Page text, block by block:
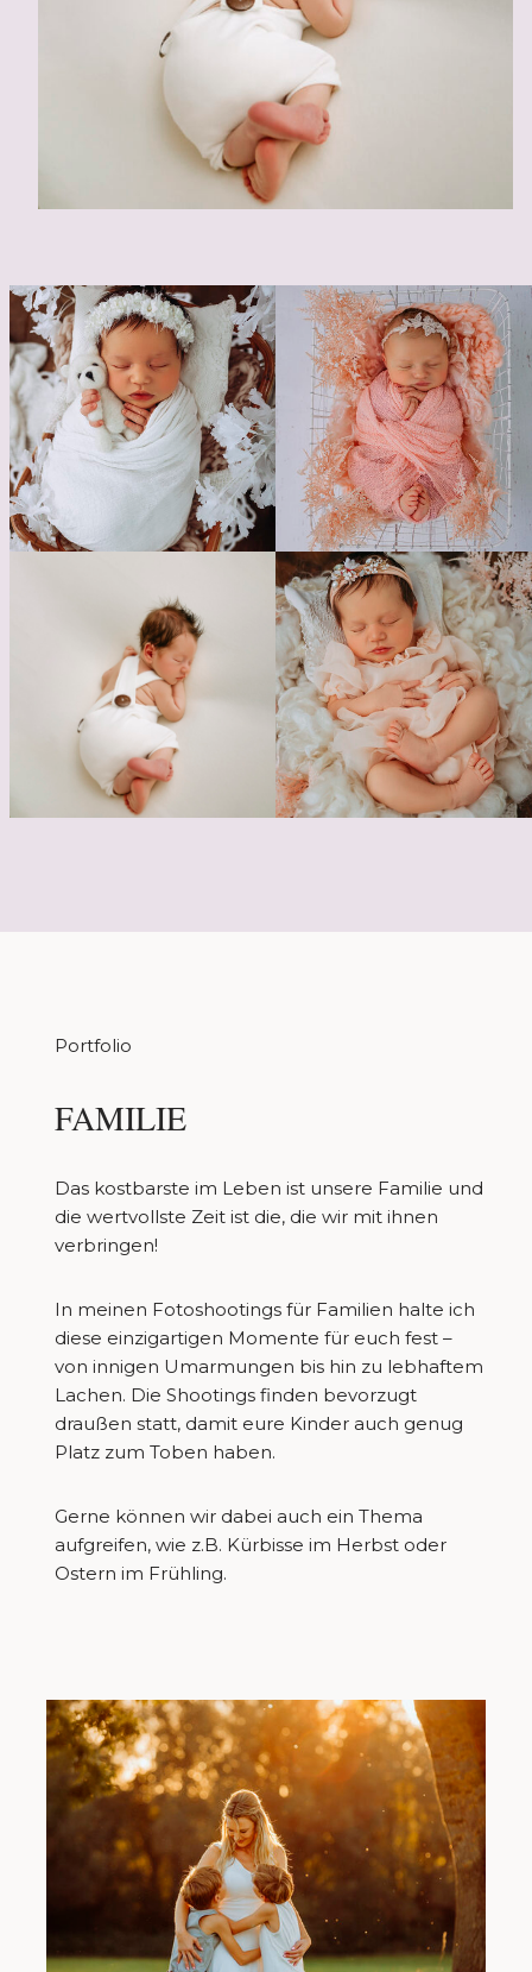
Portfolio
FAMILIE
Das kostbarste im Leben ist unsere Familie und
die wertvollste Zeit ist die, die wir mit ihnen
verbringen!
In meinen Fotoshootings für Familien halte ich
diese einzigartigen Momente für euch fest –
von innigen Umarmungen bis hin zu lebhaftem
Lachen. Die Shootings finden bevorzugt
draußen statt, damit eure Kinder auch genug
Platz zum Toben haben.
Gerne können wir dabei auch ein Thema
aufgreifen, wie z.B. Kürbisse im Herbst oder
Ostern im Frühling.